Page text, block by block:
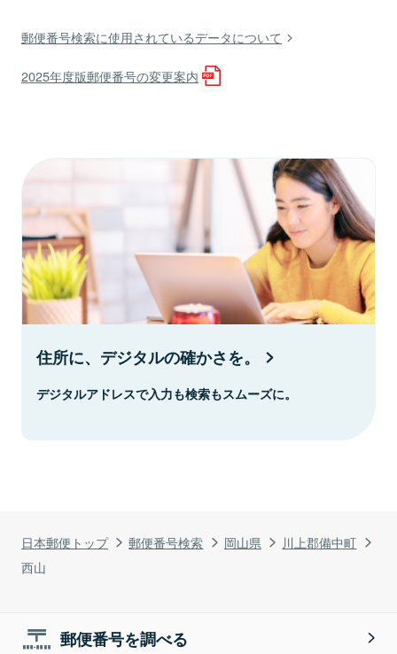
日本郵便トップ 郵便番号検索 岡山県
川上郡備中町
西山
郵便番号検索に使用されているデータについて
2025年度版郵便番号の変更案内
住所に、デジタルの確かさを。
デジタルアドレスで入力も検索もスムーズに。
郵便番号を調べる